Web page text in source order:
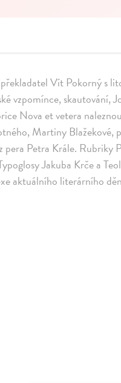
Vít Pokorný s
vzpomínce,
Nova et vetera
Martiny Blažekové,
pera Petra Krále. Rubriky
Jakuba Krče a
aktuálního literárního